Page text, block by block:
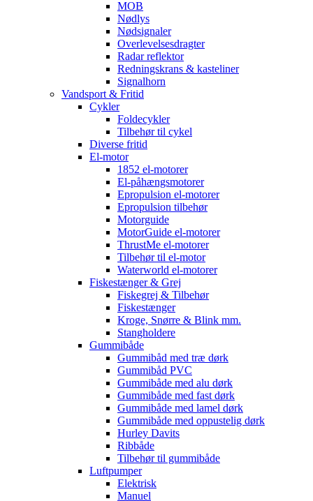
MOB
Nødlys
Nødsignaler
Overlevelsesdragter
Radar reflektor
Redningskrans & kasteliner
Signalhorn
Vandsport & Fritid
Cykler
Foldecykler
Tilbehør til cykel
Diverse fritid
El-motor
1852 el-motorer
El-påhængsmotorer
Epropulsion el-motorer
Epropulsion tilbehør
Motorguide
MotorGuide el-motorer
ThrustMe el-motorer
Tilbehør til el-motor
Waterworld el-motorer
Fiskestænger & Grej
Fiskegrej & Tilbehør
Fiskestænger
Kroge, Snørre & Blink mm.
Stangholdere
Gummibåde
Gummibåd med træ dørk
Gummibåd PVC
Gummibåde med alu dørk
Gummibåde med fast dørk
Gummibåde med lamel dørk
Gummibåde med oppustelig dørk
Hurley Davits
Ribbåde
Tilbehør til gummibåde
Luftpumper
Elektrisk
Manuel